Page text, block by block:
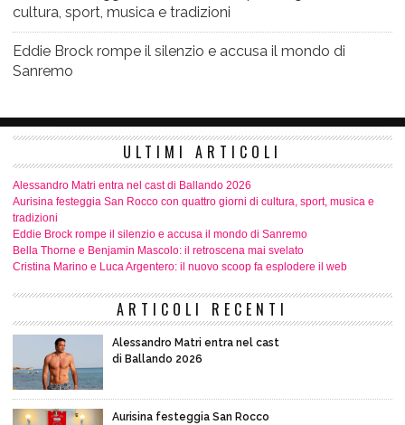
cultura, sport, musica e tradizioni
Eddie Brock rompe il silenzio e accusa il mondo di
Sanremo
ULTIMI ARTICOLI
Alessandro Matri entra nel cast di Ballando 2026
Aurisina festeggia San Rocco con quattro giorni di cultura, sport, musica e
tradizioni
Eddie Brock rompe il silenzio e accusa il mondo di Sanremo
Bella Thorne e Benjamin Mascolo: il retroscena mai svelato
Cristina Marino e Luca Argentero: il nuovo scoop fa esplodere il web
ARTICOLI RECENTI
Alessandro Matri entra nel cast
di Ballando 2026
Aurisina festeggia San Rocco